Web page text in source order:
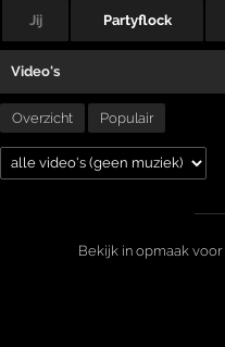
Jij Partyflock
Video's
Overzicht Populair
Bekijk in opmaak